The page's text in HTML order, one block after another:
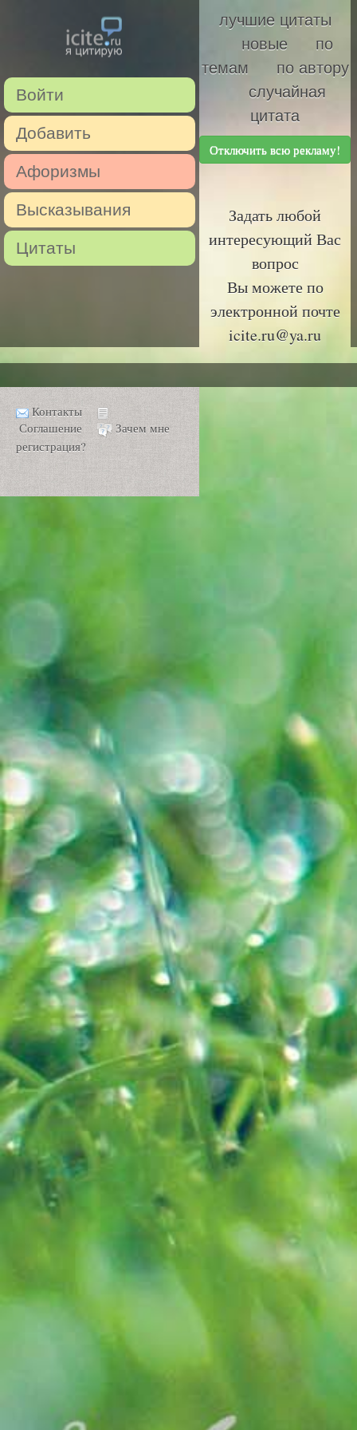
Войти
Добавить
Афоризмы
Высказывания
Цитаты
лучшие цитаты
новые
по
темам
по автору
случайная
цитата
Отключить всю рекламу!
Задать любой
интересующий Вас
вопрос
Вы можете по
электронной почте
icite.ru@ya.ru
Контакты
Соглашение
Зачем мне
регистрация?